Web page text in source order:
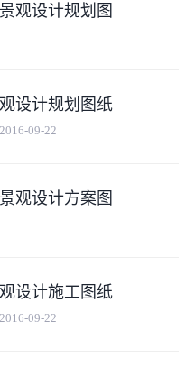
观设计规划图
设计规划图纸
2016-09-22
观设计方案图
设计施工图纸
2016-09-22